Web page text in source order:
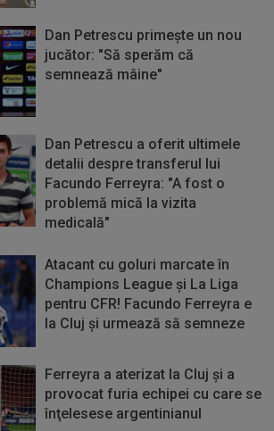
Dan Petrescu primește un nou
jucător: "Să sperăm că
semnează mâine"
Dan Petrescu a oferit ultimele
detalii despre transferul lui
Facundo Ferreyra: "A fost o
problemă mică la vizita
medicală"
Atacant cu goluri marcate în
Champions League și La Liga
pentru CFR! Facundo Ferreyra e
la Cluj și urmează să semneze
Ferreyra a aterizat la Cluj şi a
provocat furia echipei cu care se
înţelesese argentinianul